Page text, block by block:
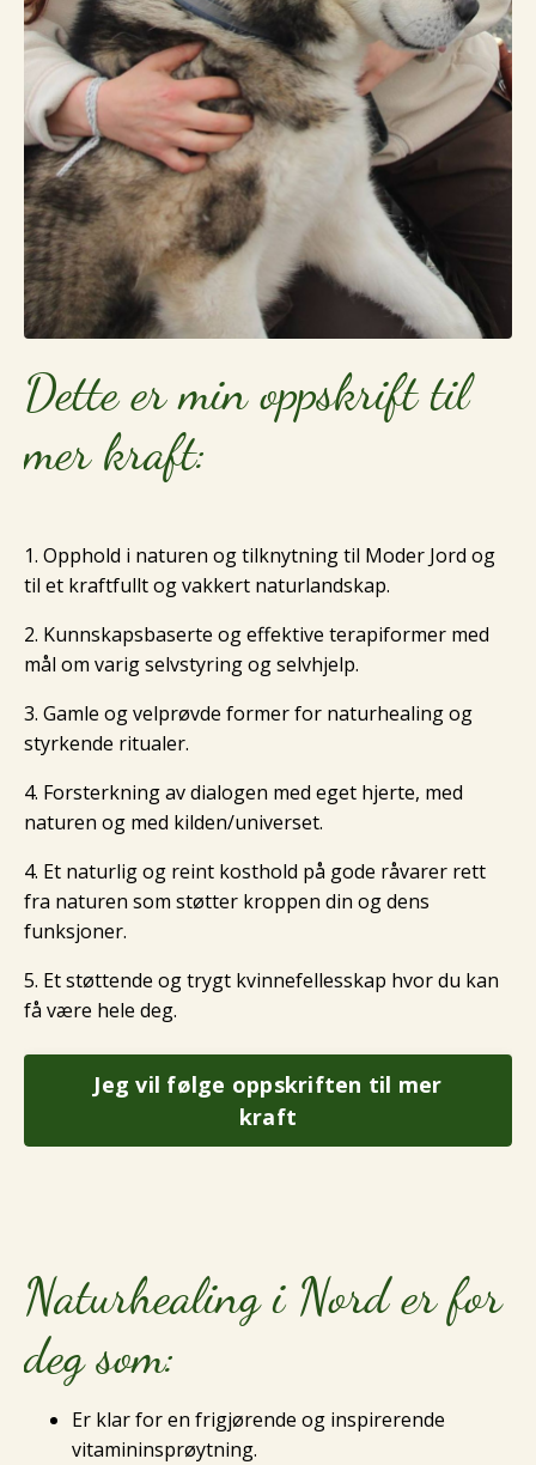
Dette er min oppskrift til
mer kraft:
1. Opphold i naturen og tilknytning til Moder Jord og
til et kraftfullt og vakkert naturlandskap.
2. Kunnskapsbaserte og effektive terapiformer med
mål om varig selvstyring og selvhjelp.
3. Gamle og velprøvde former for naturhealing og
styrkende ritualer.
4. Forsterkning av dialogen med eget hjerte, med
naturen og med kilden/universet.
4. Et naturlig og reint kosthold på gode råvarer rett
fra naturen som støtter kroppen din og dens
funksjoner.
5. Et støttende og trygt kvinnefellesskap hvor du kan
få være hele deg.
Jeg vil følge oppskriften til mer
kraft
Naturhealing i Nord er for
deg som:
Er klar for en frigjørende og inspirerende
vitamininsprøytning.